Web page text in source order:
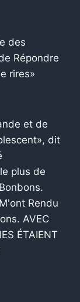
des
Répondre
rires»
et de
dit
plus de
Rendu
AVEC
ÉTAIENT